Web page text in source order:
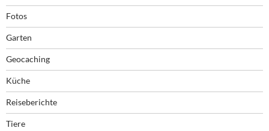
Fotos
Garten
Geocaching
Küche
Reiseberichte
Tiere